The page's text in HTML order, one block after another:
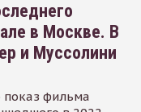
в Москве. В
и Муссолини
показ фильма